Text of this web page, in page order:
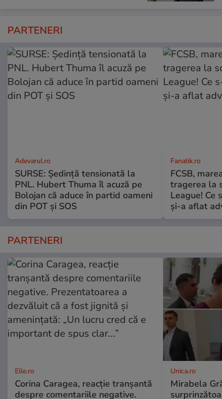
PARTENERI
Adevarul.ro
SURSE: Ședință tensionată la
PNL. Hubert Thuma îl acuză pe
Bolojan că aduce în partid oameni
din POT și SOS
Fanatik.ro
FCSB,
tragerea la
League! Ce
şi-a aflat
PARTENERI
Elle.ro
Corina Caragea, reacție tranșantă
despre comentariile negative.
Unica.ro
Mirabela